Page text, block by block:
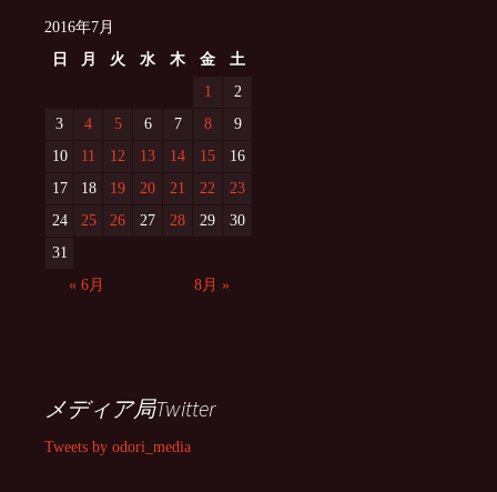
2016年7月
日
月 火 水 木 金
土
1
2
3
4 5 6 7 8
9
10
11 12 13 14 15
16
17
18 19 20 21 22
23
24
25 26 27 28 29
30
31
« 6月
8月 »
メディア局Twitter
Tweets by odori_media